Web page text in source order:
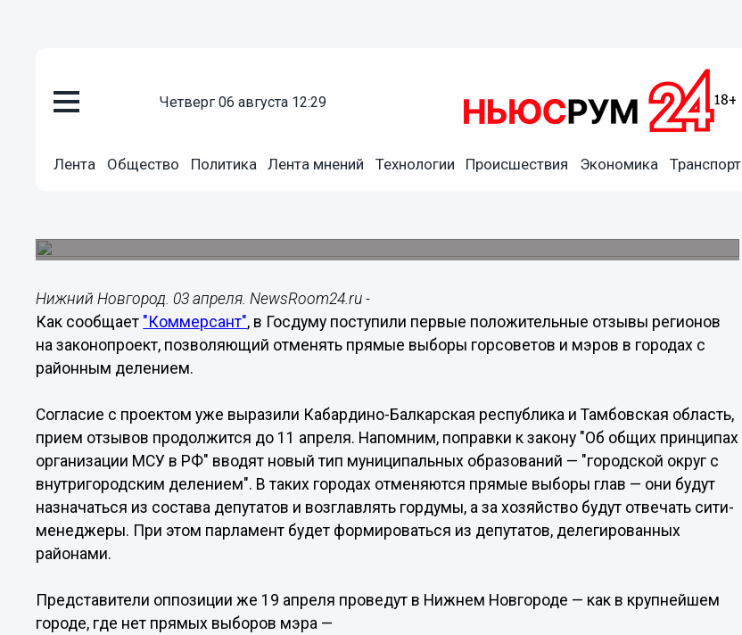
четверг 06 августа 12:29
Лента Общество Политика Лента мнений Технологии Происшествия Экономика Транспорт
Форум по реформе МСУ пройдет в Нижнем Новгороде 19
Нижний Новгород. 03 апреля. NewsRoom24.ru -
Как сообщает "Коммерсант", в Госдуму поступили первые положительные отзывы регионов
на законопроект, позволяющий отменять прямые выборы горсоветов и мэров в городах с
районным делением.
Согласие с проектом уже выразили Кабардино-Балкарская республика и Тамбовская область,
прием отзывов продолжится до 11 апреля. Напомним, поправки к закону "Об общих принципах
организации МСУ в РФ" вводят новый тип муниципальных образований — "городской округ с
внутригородским делением". В таких городах отменяются прямые выборы глав — они будут
назначаться из состава депутатов и возглавлять гордумы, а за хозяйство будут отвечать сити-
менеджеры. При этом парламент будет формироваться из депутатов, делегированных
районами.
Представители оппозиции же 19 апреля проведут в Нижнем Новгороде — как в крупнейшем
городе, где нет прямых выборов мэра —